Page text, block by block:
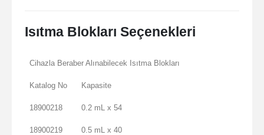
Isıtma Blokları Seçenekleri
Cihazla Beraber Alınabilecek Isıtma Blokları
Katalog No Kapasite
18900218 0.2 mL x 54
18900219 0.5 mL x 40